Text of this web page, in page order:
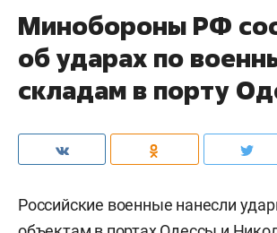
Минобороны РФ
об ударах по
складам в порту
Российские военные нанесли